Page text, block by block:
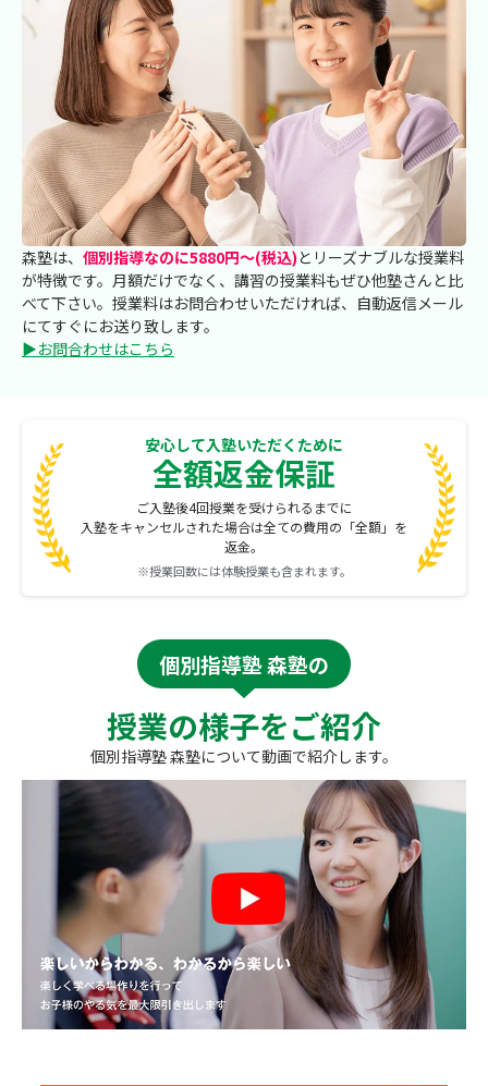
森塾は、 個別指導なのに5880円～(税込)とリーズナブルな授業料
が特徴です。月額だけでなく、講習の授業料もぜひ他塾さんと比
べて下さい。授業料はお問合わせいただければ、自動返信メール
にてすぐにお送り致します。
▶お問合わせはこちら
安心して入塾いただくために
全額返金保証
ご入塾後4回授業を受けられるまでに
入塾をキャンセルされた場合は全ての費用の「全額」を
返金。
※授業回数には体験授業も含まれます。
個別指導塾 森塾の
授業の様子をご紹介
個別指導塾 森塾について動画で紹介します。